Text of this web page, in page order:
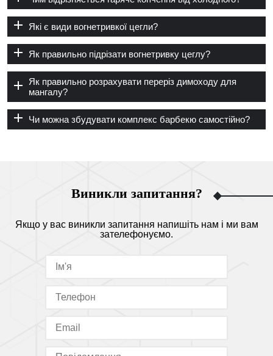
Які є види вогнетривкої цегли?
Як правильно підрізати вогнетривку цеглу?
Як правильно розрахувати переріз димоходу для
мангалу?
Чи можна збудувати комплекс барбекю самостійно?
Виникли запитання?
Якщо у вас виникли запитання напишіть нам і ми вам
зателефонуємо.